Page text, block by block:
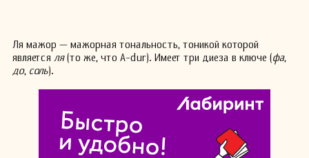
Ля мажор — мажорная тональность, тоникой которой
является ля(то же, что A-dur). Имеет три диеза в ключе (фа,
до, соль).